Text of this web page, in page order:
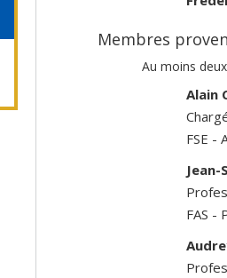
Membres
Au moins
Alain
FSE -
Jean-
FAS -